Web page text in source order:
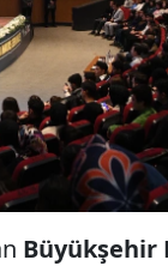
Büyükşehir